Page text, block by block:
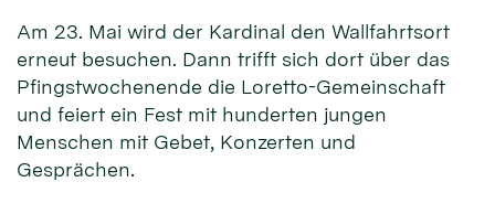
Am 23. Mai wird der Kardinal den Wallfahrtsort
erneut besuchen. Dann trifft sich dort über das
Pfingstwochenende die Loretto-Gemeinschaft
und feiert ein Fest mit hunderten jungen
Menschen mit Gebet, Konzerten und
Gesprächen.